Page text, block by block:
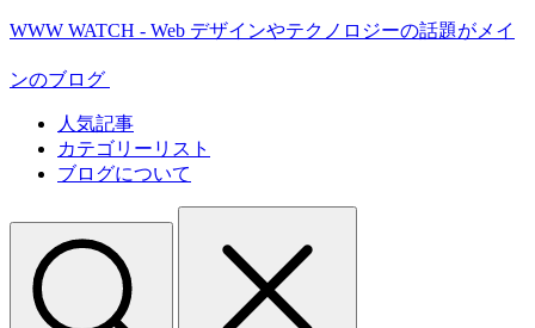
WWW WATCH - Web デザインやテクノロジーの話題がメイ
ンのブログ
人気記事
カテゴリーリスト
ブログについて